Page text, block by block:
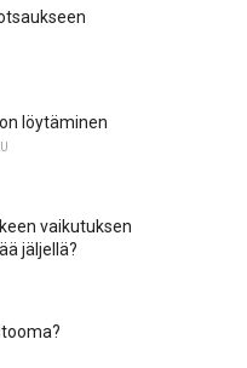
löytäminen
vaikutuksen
jäljellä?